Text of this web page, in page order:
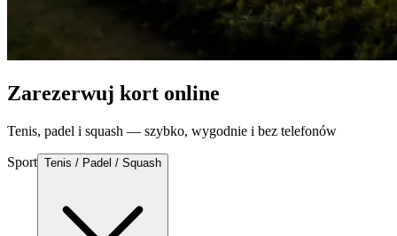
Zarezerwuj kort online
Tenis, padel i squash — szybko, wygodnie i bez telefonów
Sport Tenis / Padel / Squash